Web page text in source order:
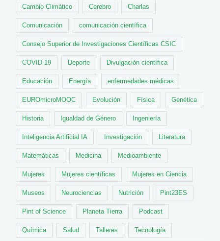
Cambio Climático Cerebro Charlas
Comunicación comunicación científica
Consejo Superior de Investigaciones Científicas CSIC
COVID-19 Deporte Divulgación científica
Educación Energía enfermedades médicas
EUROmicroMOOC Evolución Física Genética
Historia Igualdad de Género Ingeniería
Inteligencia Artificial IA Investigación Literatura
Matemáticas Medicina Medioambiente
Mujeres Mujeres científicas Mujeres en Ciencia
Museos Neurociencias Nutrición Pint23ES
Pint of Science Planeta Tierra Podcast
Química Salud Talleres Tecnología